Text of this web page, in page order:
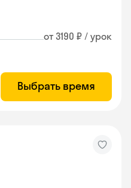
от 3190 ₽ / урок
Выбрать время